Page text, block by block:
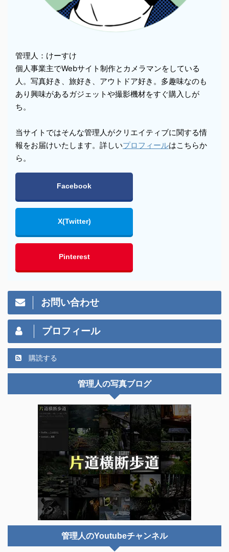
管理人：けーすけ
個人事業主でWebサイト制作とカメラマンをしている
人。写真好き、旅好き、アウトドア好き。多趣味なのも
あり興味があるガジェットや撮影機材をすぐ購入しが
ち。
当サイトではそんな管理人がクリエイティブに関する情
報をお届けいたします。詳しいプロフィールはこちらか
ら。
Facebook
X(Twitter)
Pinterest
お問い合わせ
プロフィール
購読する
管理人の写真ブログ
管理人のYoutubeチャンネル